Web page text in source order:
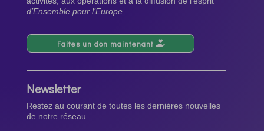
d’Ensemble pour l’Europe.
Faites un don maintenant
Newsletter
Restez au courant de toutes les dernières nouvelles
de notre réseau.